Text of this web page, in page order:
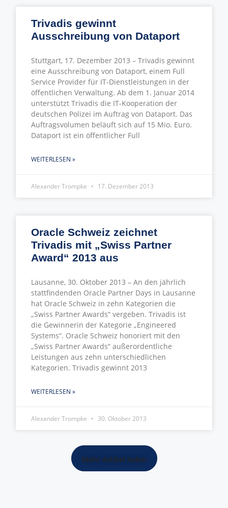
Trivadis gewinnt
Ausschreibung von Dataport
Stuttgart, 17. Dezember 2013 – Trivadis gewinnt
eine Ausschreibung von Dataport, einem Full
Service Provider für IT-Dienstleistungen in der
öffentlichen Verwaltung. Ab dem 1. Januar 2014
unterstützt Trivadis die IT-Kooperation der
deutschen Polizei im Auftrag von Dataport. Das
Auftragsvolumen beläuft sich auf 15 Mio. Euro.
Dataport ist ein öffentlicher Full
WEITERLESEN »
Alexander Trompke 17. Dezember 2013
Oracle Schweiz zeichnet
Trivadis mit „Swiss Partner
Award“ 2013 aus
Lausanne, 30. Oktober 2013 – An den jährlich
stattfindenden Oracle Partner Days in Lausanne
hat Oracle Schweiz in zehn Kategorien die
„Swiss Partner Awards“ vergeben. Trivadis ist
die Gewinnerin der Kategorie „Engineered
Systems“. Oracle Schweiz honoriert mit den
„Swiss Partner Awards“ außerordentliche
Leistungen aus zehn unterschiedlichen
Kategorien. Trivadis gewinnt 2013
WEITERLESEN »
Alexander Trompke 30. Oktober 2013
Mehr Artikel laden